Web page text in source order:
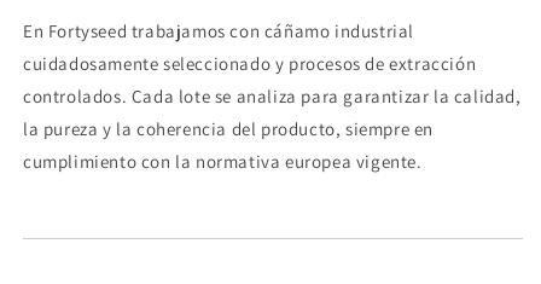
En Fortyseed trabajamos con cáñamo industrial
cuidadosamente seleccionado y procesos de extracción
controlados. Cada lote se analiza para garantizar la calidad,
la pureza y la coherencia del producto, siempre en
cumplimiento con la normativa europea vigente.